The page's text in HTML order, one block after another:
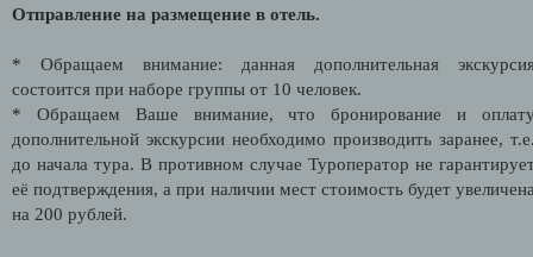
Отправление на размещение в отель.
* Обращаем внимание: данная дополнительная
состоится при наборе группы от 10 человек.
* Обращаем Ваше внимание, что бронирование и
дополнительной экскурсии необходимо производить заранее,
до начала тура. В противном случае Туроператор не
её подтверждения, а при наличии мест стоимость будет
на 200 рублей.